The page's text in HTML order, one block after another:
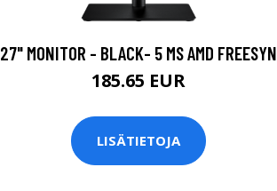
27" MONITOR - BLACK- 5 MS AMD FREESYN
185.65 EUR
LISÄTIETOJA